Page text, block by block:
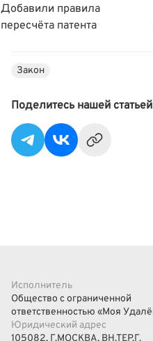
Добавили правила
пересчёта патента
Закон
Поделитесь нашей
Исполнитель
Общество с ограниченной
ответственностью «Моя
Юридический адрес
105082, Г.МОСКВА, ВН.ТЕР.Г.